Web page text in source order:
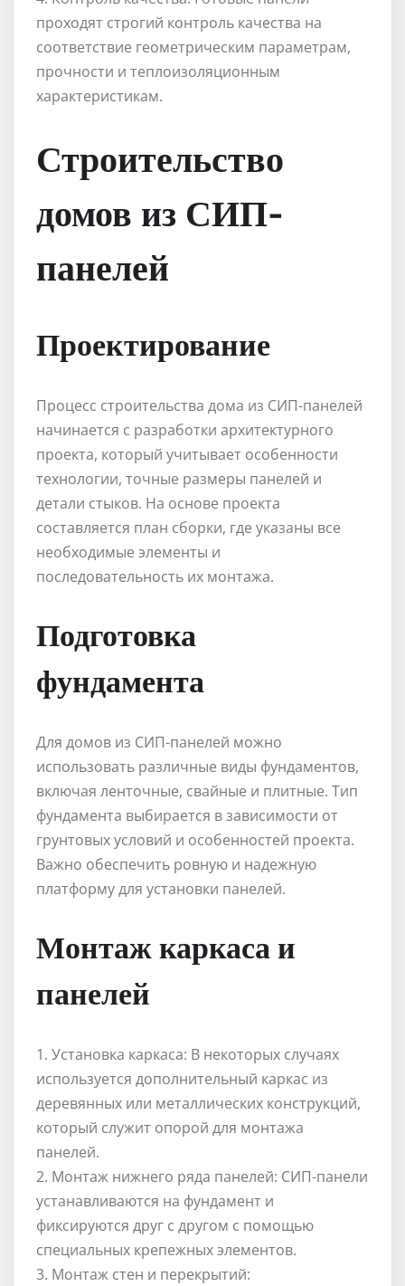
проходят строгий контроль качества на
соответствие геометрическим параметрам,
прочности и теплоизоляционным
характеристикам.
Строительство
домов из СИП-
панелей
Проектирование
Процесс строительства дома из СИП-панелей
начинается с разработки архитектурного
проекта, который учитывает особенности
технологии, точные размеры панелей и
детали стыков. На основе проекта
составляется план сборки, где указаны все
необходимые элементы и
последовательность их монтажа.
Подготовка
фундамента
Для домов из СИП-панелей можно
использовать различные виды фундаментов,
включая ленточные, свайные и плитные. Тип
фундамента выбирается в зависимости от
грунтовых условий и особенностей проекта.
Важно обеспечить ровную и надежную
платформу для установки панелей.
Монтаж каркаса и
панелей
1. Установка каркаса: В некоторых случаях
используется дополнительный каркас из
деревянных или металлических конструкций,
который служит опорой для монтажа
панелей.
2. Монтаж нижнего ряда панелей: СИП-панели
устанавливаются на фундамент и
фиксируются друг с другом с помощью
специальных крепежных элементов.
3. Монтаж стен и перекрытий: